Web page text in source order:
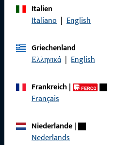
KONTAKT
Wir helfen Ihnen gern!
Haben Sie Fragen oder wünschen Sie
Wir sind gerne für Sie da – schnell,
Italien
Italiano | English
Griechenland
Ελληνικά | English
Frankreich|
Français
Niederlande|
Nederlands